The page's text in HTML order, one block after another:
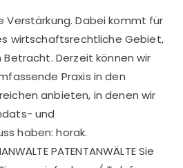
Verstärkung. Dabei kommt für
wirtschaftsrechtliche Gebiet,
Betracht. Derzeit können wir
Praxis in den
anbieten, in denen wir
und
haben: horak.
PATENTANWÄLTE Sie